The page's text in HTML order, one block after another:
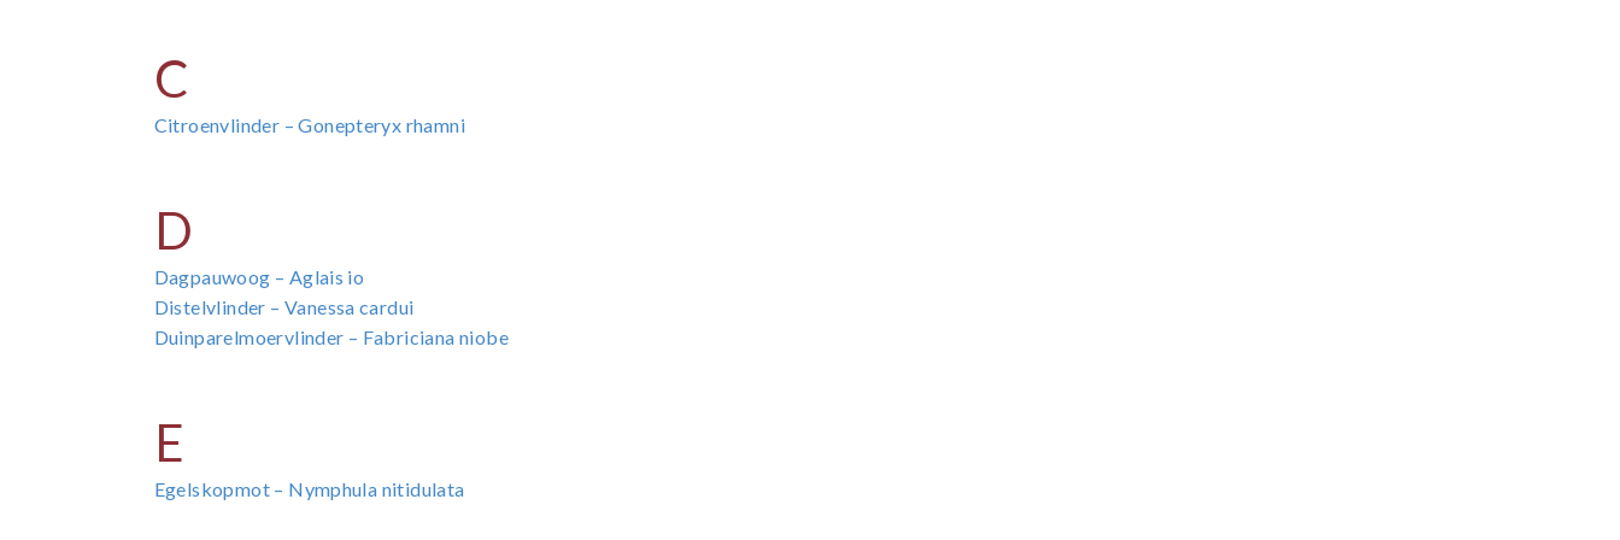
C
Citroenvlinder – Gonepteryx rhamni
D
Dagpauwoog – Aglais io
Distelvlinder – Vanessa cardui
Duinparelmoervlinder – Fabriciana niobe
E
Egelskopmot – Nymphula nitidulata